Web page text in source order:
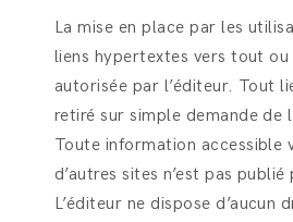
La mise en place par les
liens hypertextes vers tout
autorisée par l’éditeur. Tout
retiré sur simple demande de
Toute information accessible
d’autres sites n’est pas publié
L’éditeur ne dispose d’aucun